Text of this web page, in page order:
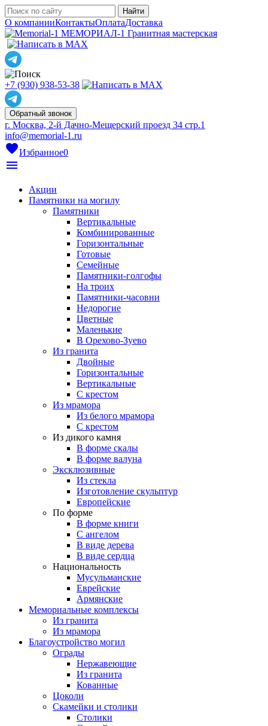
О компанииКонтактыОплатаДоставка
МЕМОРИАЛ-1 Гранитная мастерская
+7 (930) 938-53-38
Обратный звонок
г. Москва, 2-й Дачно-Мещерский проезд 34 стр.1
info@memorial-1.ru
favoriteИзбранное0
menu
Акции
Памятники на могилу
Памятники
Вертикальные
Комбинированные
Горизонтальные
Готовые
Семейные
Памятники-голгофы
На троих
Памятники-часовни
Недорогие
Цветные
Маленькие
В Орехово-Зуево
Из гранита
Двойные
Горизонтальные
Вертикальные
С крестом
Из мрамора
Из белого мрамора
С крестом
Из дикого камня
В форме скалы
В форме валуна
Эксклюзивные
Из стекла
Изготовление скульптур
Европейские
По форме
В форме книги
С ангелом
В виде дерева
В виде сердца
Национальность
Мусульманские
Еврейские
Армянские
Мемориальные комплексы
Из гранита
Из мрамора
Благоустройство могил
Ограды
Нержавеющие
Из гранита
Кованные
Цоколи
Скамейки и столики
Столики